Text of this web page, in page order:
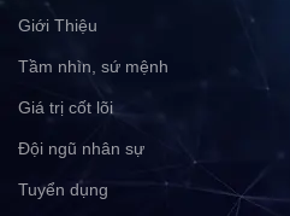
Giới Thiệu
Tầm nhìn, sứ mệnh
Giá trị cốt lõi
Đội ngũ nhân sự
Tuyển dụng